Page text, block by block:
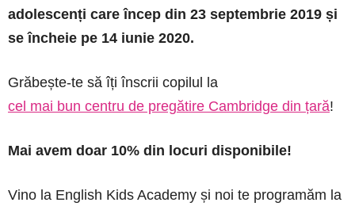
adolescenți care încep din 23 septembrie 2019 și
se încheie pe 14 iunie 2020.
Grăbește-te să îți înscrii copilul la
cel mai bun centru de pregătire Cambridge din țară!
Mai avem doar 10% din locuri disponibile!
Vino la English Kids Academy și noi te programăm la